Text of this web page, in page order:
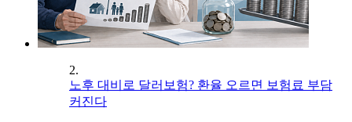
2.
노후 대비로 달러보험? 환율 오르면 보험료 부담
커진다